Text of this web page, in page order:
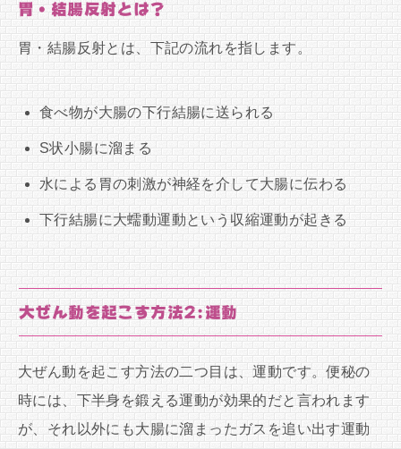
胃・結腸反射とは？
胃・結腸反射とは、下記の流れを指します。
食べ物が大腸の下行結腸に送られる
S状小腸に溜まる
水による胃の刺激が神経を介して大腸に伝わる
下行結腸に大蠕動運動という収縮運動が起きる
大ぜん動を起こす方法2:運動
大ぜん動を起こす方法の二つ目は、運動です。便秘の
時には、下半身を鍛える運動が効果的だと言われます
が、それ以外にも大腸に溜まったガスを追い出す運動